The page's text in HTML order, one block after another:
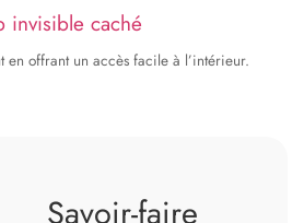
invisible caché
en offrant un accès facile à l’intérieur.
Savoir‑faire